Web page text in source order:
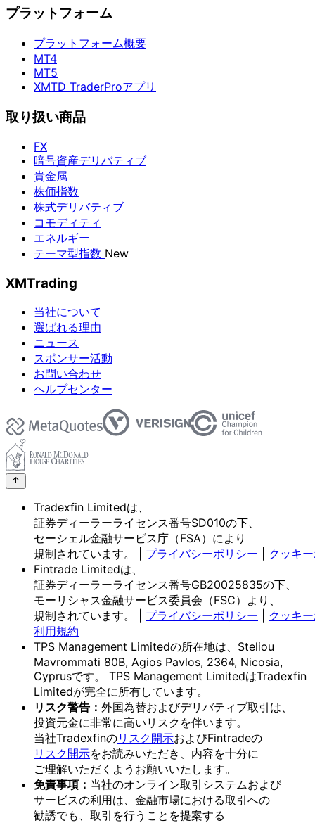
プラットフォーム
プラットフォーム概要
MT4
MT5
XMTD TraderProアプリ
取り扱い商品
FX
暗号資産デリバティブ
貴金属
株価指数
株式デリバティブ
コモディティ
エネルギー
テーマ型指数 New
XMTrading
当社について
選ばれる理由
ニュース
スポンサー活動
お問い合わせ
ヘルプセンター
Tradexfin Limitedは、
証券ディーラーライセンス番号SD010の下、
セーシェル金融サービス庁 （FSA）により
規制されています。
プライバシーポリシー
クッキ
Fintrade Limitedは、
証券ディーラーライセンス番号GB20025835の下、
モーリシャス金融サービス委員会 （FSC）より、
規制されています。
プライバシーポリシー
クッキ
利用規約
TPS Management Limitedの所在地は、 Steliou
Mavrommati 80B, Agios Pavlos, 2364, Nicosia,
Cyprusです。
TPS Management LimitedはTradexfin
Limitedが完全に所有しています。
リスク警告： 外国為替およびデリバティブ取引は、
投資元金に非常に高いリスクを伴います。
当社Tradexfinのリスク開示およびFintradeの
リスク開示をお読みいただき、 内容を十分に
ご理解いただく よう お願いいたします。
免責事項： 当社のオンライン取引システムおよび
サービスの利用は、 金融市場における取引への
勧誘でも、 取引を行う ことを提案する